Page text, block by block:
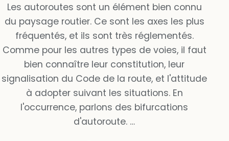
Les autoroutes sont un élément bien connu
du paysage routier. Ce sont les axes les plus
fréquentés, et ils sont très réglementés.
Comme pour les autres types de voies, il faut
bien connaître leur constitution, leur
signalisation du Code de la route, et l'attitude
à adopter suivant les situations. En
l'occurrence, parlons des bifurcations
d'autoroute. …